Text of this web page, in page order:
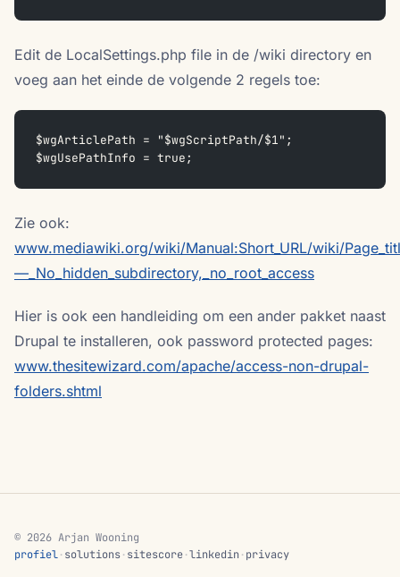
Edit de LocalSettings.php file in de /wiki directory en
voeg aan het einde de volgende 2 regels toe:
$wgArticlePath = "$wgScriptPath/$1";
$wgUsePathInfo = true;
Zie ook:
www.mediawiki.org/wiki/Manual:Short_URL/wiki/
—_No_hidden_subdirectory,_no_root_access
Hier is ook een handleiding om een ander pakket naast
Drupal te installeren, ook password protected pages:
www.thesitewizard.com/apache/access-non-drupal-
folders.shtml
© 2026 Arjan Wooning
profiel·solutions·sitescore·linkedin ·privacy